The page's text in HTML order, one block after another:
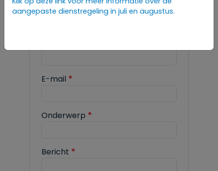
E-mail
Onderwerp
Bericht
aangepaste dienstregeling in juli en augustus.